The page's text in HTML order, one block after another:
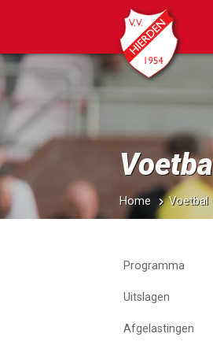
Home Voetbal
Programma
Uitslagen
Afgelastingen